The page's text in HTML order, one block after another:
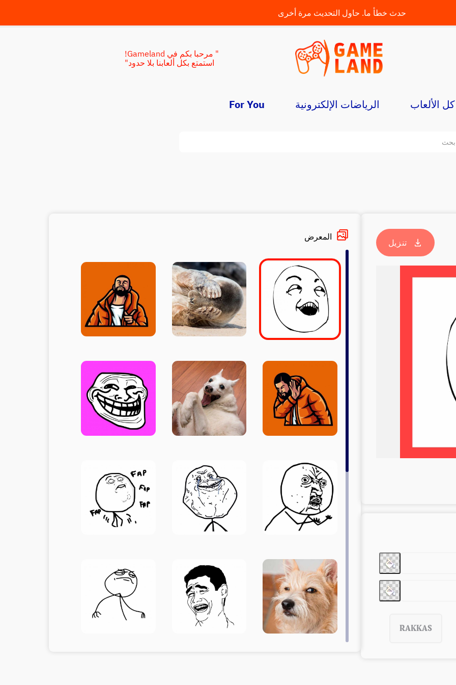
إتصل بمصلحة الزبائن:21631349451
" مرحبا بكم في Gameland!
استمتع بكل ألعابنا بلا حدود"
كل الألعاب الرياضات الإلكترونية For You
حدث خطأ ما. حاول التحديث مرة أخرى
تنزيل
RAKKAS
المعرض